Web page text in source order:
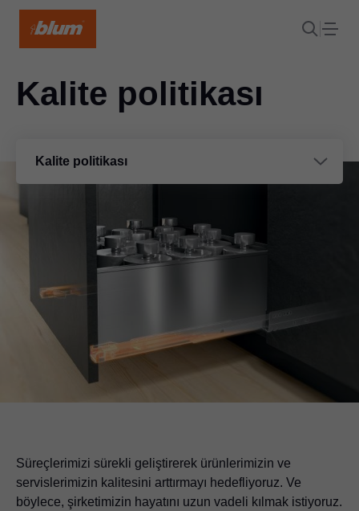
Kalite politikası
Kalite politikası
Süreçlerimizi sürekli geliştirerek ürünlerimizin ve
servislerimizin kalitesini arttırmayı hedefliyoruz. Ve
böylece, şirketimizin hayatını uzun vadeli kılmak istiyoruz.